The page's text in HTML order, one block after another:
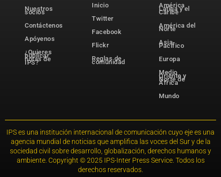
Nuestros
socios
Contáctenos
Apóyenos
¿Quieres
publicar
notas de
IPS?
Inicio
Twitter
Facebook
Flickr
Reglas de
comunidad
América
Latina y el
Caribe
América del
Norte
Asia-
Pacífico
Europa
Medio
Oriente y
Norte de
África
Mundo
IPS es una institución internacional de comunicación cuyo eje es una
agencia mundial de noticias que amplifica las voces del Sur y de la
sociedad civil sobre desarrollo, globalización, derechos humanos y
ambiente. Copyright © 2025 IPS-Inter Press Service. Todos los
derechos reservados.